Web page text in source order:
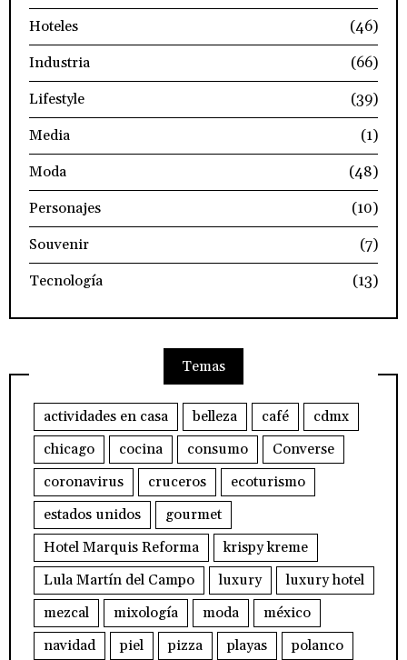
Hoteles
(46)
Industria
(66)
Lifestyle
(39)
Media
(1)
Moda
(48)
Personajes
(10)
Souvenir
(7)
Tecnología
(13)
Temas
actividades en casa belleza café
cdmx
chicago
cocina consumo
Converse
coronavirus
cruceros
ecoturismo
estados unidos
gourmet
Hotel Marquis Reforma
krispy kreme
Lula Martín del Campo
luxury
luxury hotel
mezcal
mixología moda
méxico
navidad
piel pizza playas polanco